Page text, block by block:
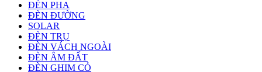
ĐÈN PHA
ĐÈN ĐƯỜNG
SOLAR
ĐÈN TRỤ
ĐÈN VÁCH NGOÀI
ĐÈN ÂM ĐẤT
ĐÈN GHIM CỎ